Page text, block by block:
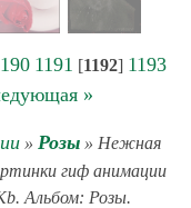
1191 [1192] 1193
»
» Розы » Нежная
гиф анимации
Альбом: Розы.